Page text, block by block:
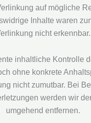
auf mögliche
Inhalte waren
nicht erkennbar.
inhaltliche Kontrolle
ohne konkrete
nicht zumutbar. Bei
werden wir
umgehend entfernen.